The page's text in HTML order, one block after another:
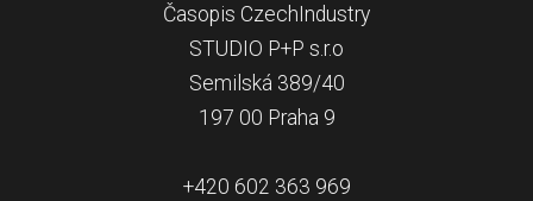
Časopis CzechIndustry
STUDIO P+P s.r.o
Semilská 389/40
197 00 Praha 9
+420 602 363 969